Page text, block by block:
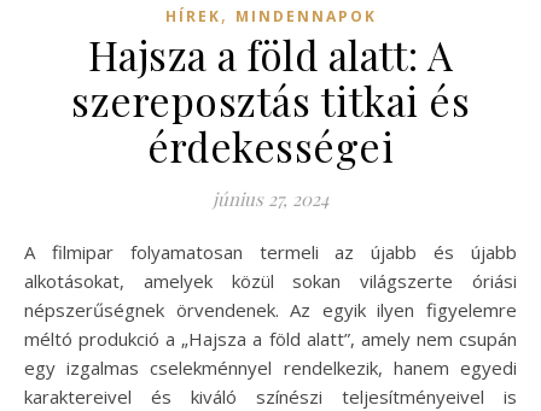
HÍREK, MINDENNAPOK
Hajsza a föld alatt: A
szereposztás titkai és
érdekességei
június 27, 2024
A filmipar folyamatosan termeli az újabb és újabb
alkotásokat, amelyek közül sokan világszerte óriási
népszerűségnek örvendenek. Az egyik ilyen figyelemre
méltó produkció a „Hajsza a föld alatt”, amely nem csupán
egy izgalmas cselekménnyel rendelkezik, hanem egyedi
karaktereivel és kiváló színészi teljesítményeivel is